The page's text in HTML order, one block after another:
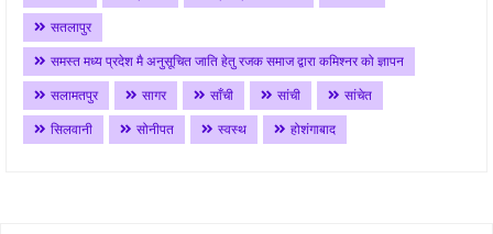
सतलापुर
समस्त मध्य प्रदेश मै अनुसूचित जाति हेतु रजक समाज द्वारा कमिश्नर को ज्ञापन
सलामतपुर
सागर साँची सांची
सांचेत
सिलवानी
सोनीपत स्वस्थ होशंगाबाद